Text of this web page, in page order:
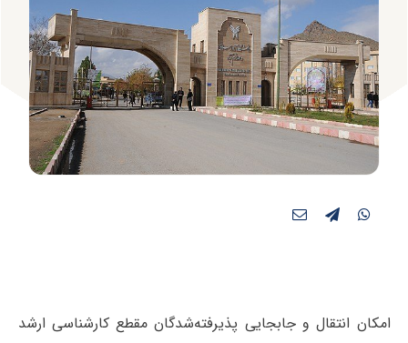
امکان انتقال و جابجایی پذیرفته‌شدگان مقطع کارشناسی ارشد